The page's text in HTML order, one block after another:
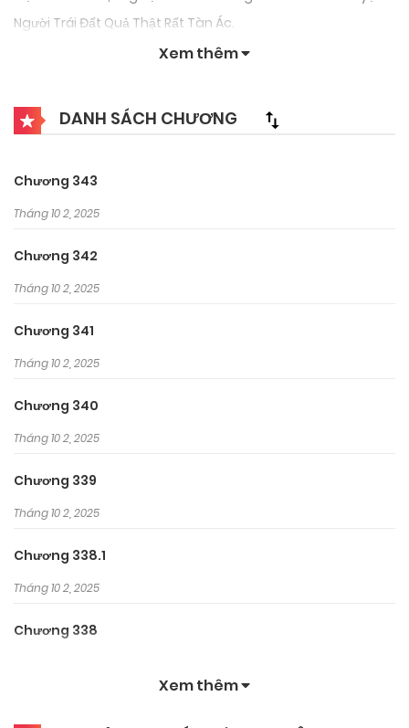
Người Trái Đất Quả Thật Rất Tàn Ác.
Xem thêm
DANH SÁCH CHƯƠNG
Chương 343
Tháng 10 2, 2025
Chương 342
Tháng 10 2, 2025
Chương 341
Tháng 10 2, 2025
Chương 340
Tháng 10 2, 2025
Chương 339
Tháng 10 2, 2025
Chương 338.1
Tháng 10 2, 2025
Chương 338
Xem thêm